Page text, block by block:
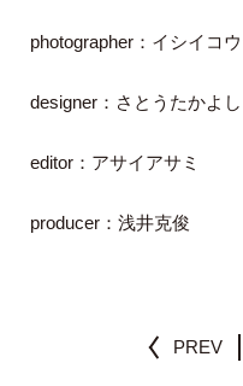
photographer ：イシイコ
designer ：さとうたかよし
editor ：アサイアサミ
producer ：浅井克俊
PREV